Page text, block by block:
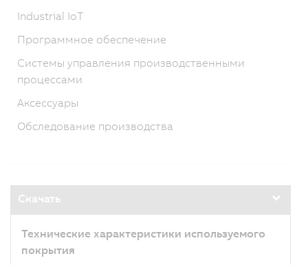
Industrial IoT
Программное обеспечение
Системы управления производственными
процессами
Аксессуары
Обследование производства
Скачать
Технические характеристики используемого
покрытия